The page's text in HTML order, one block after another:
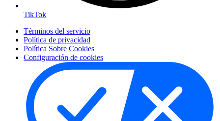
TikTok
Términos del servicio
Política de privacidad
Política Sobre Cookies
Configuración de cookies